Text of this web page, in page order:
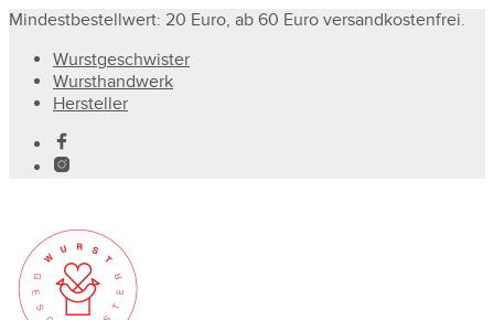
Mindestbestellwert: 20 Euro, ab 60 Euro versandkostenfrei.
Wurstgeschwister
Wursthandwerk
Hersteller